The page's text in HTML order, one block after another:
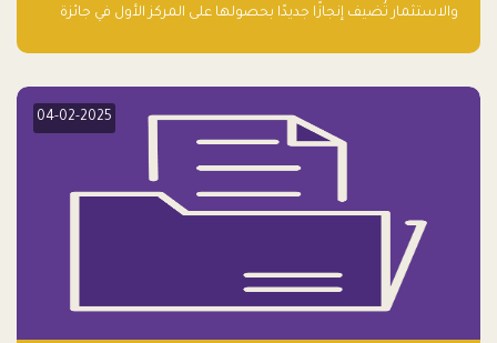
والاستثمار تُضيف إنجازًا جديدًا بحصولها على المركز الأول في جائزة
04-02-2025